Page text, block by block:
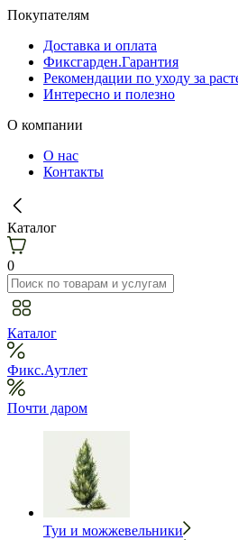
Покупателям
Доставка и оплата
Фиксгарден.Гарантия
Рекомендации по уходу за
Интересно и полезно
О компании
О нас
Контакты
Каталог
0
Каталог
Фикс.Аутлет
Почти даром
Туи и можжевельники